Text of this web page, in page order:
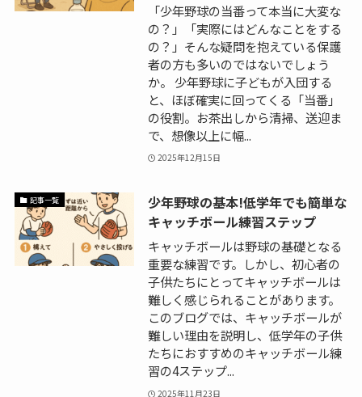
「少年野球の当番って本当に大変な
の？」「実際にはどんなことをする
の？」そんな疑問を抱えている保護
者の方も多いのではないでしょう
か。 少年野球に子どもが入団する
と、ほぼ確実に回ってくる「当番」
の役割。お茶出しから清掃、送迎ま
で、想像以上に幅...
2025年12月15日
記事一覧
少年野球の基本!低学年でも簡単な
キャッチボール練習ステップ
キャッチボールは野球の基礎となる
重要な練習です。しかし、初心者の
子供たちにとってキャッチボールは
難しく感じられることがあります。
このブログでは、キャッチボールが
難しい理由を説明し、低学年の子供
たちにおすすめのキャッチボール練
習の4ステップ...
2025年11月23日